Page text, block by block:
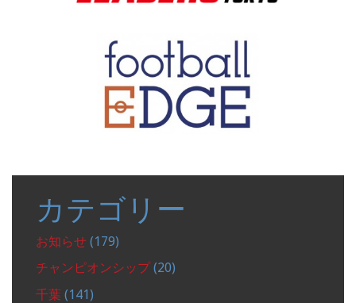
カテゴリー
お知らせ (179)
チャンピオンシップ(20)
千葉 (141)